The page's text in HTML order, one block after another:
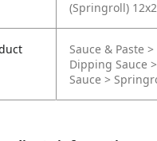
(Springroll)
Sauce & Paste
Dipping Sauce
Sauce >